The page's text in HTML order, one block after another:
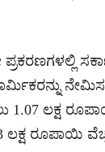
ಲಕ್ಷ
ರೂಪಾಯಿ